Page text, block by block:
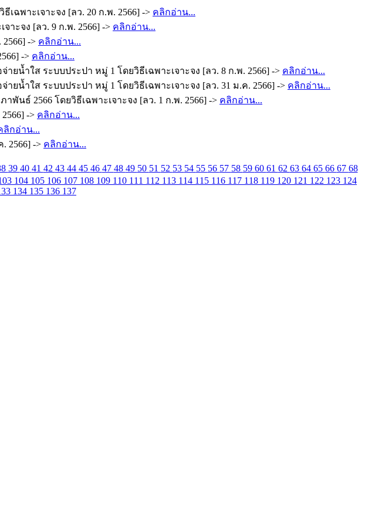
ฉพาะเจาะจง [ลว. 20 ก.พ. 2566] -> คลิกอ่าน...
ะจง [ลว. 9 ก.พ. 2566] -> คลิกอ่าน...
-> คลิกอ่าน...
-> คลิกอ่าน...
ยน้ำใส ระบบประปา หมู่ 1 โดยวิธีเฉพาะเจาะจง [ลว. 8 ก.พ. 2566] -> คลิกอ่าน...
ยน้ำใส ระบบประปา หมู่ 1 โดยวิธีเฉพาะเจาะจง [ลว. 31 ม.ค. 2566] -> คลิกอ่าน...
นธ์ 2566 โดยวิธีเฉพาะเจาะจง [ลว. 1 ก.พ. 2566] -> คลิกอ่าน...
-> คลิกอ่าน...
ลิกอ่าน...
2566] -> คลิกอ่าน...
39 40 41 42 43 44 45 46 47 48 49 50 51 52 53 54 55 56 57 58 59 60 61 62 63 64 65 66 67 68
104 105 106 107 108 109 110 111 112 113 114 115 116 117 118 119 120 121 122 123 124
134 135 136 137